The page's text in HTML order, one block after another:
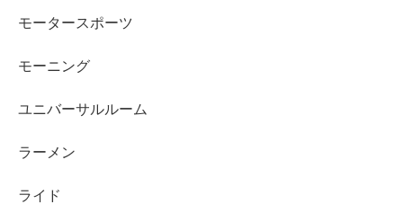
モータースポーツ
モーニング
ユニバーサルルーム
ラーメン
ライド